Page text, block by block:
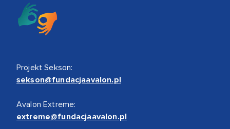
Projekt Sekson:
sekson@fundacjaavalon.pl
Avalon Extreme:
extreme@fundacjaavalon.pl